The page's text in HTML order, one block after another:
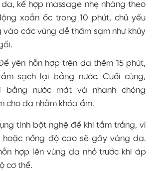
kế hợp massage nhẹ nhàng theo
xoắn ốc trong 10 phút, chủ yếu
vào các vùng dễ thâm sạm như khủy
yên hỗn hợp trên da thêm 15 phút,
sạch lại bằng nước. Cuối cùng,
bằng nước mát và nhanh chóng
cho da nhằm khóa ẩm.
tinh bột nghệ để khi tắm trắng, vì
hoặc nồng độ cao sẽ gây vàng da.
hợp lên vùng da nhỏ trước khi áp
cơ thể.